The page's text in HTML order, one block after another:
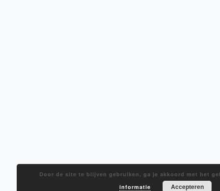
Door de site te blijven gebruiken, ga je akkoord met het
informatie
Accepteren